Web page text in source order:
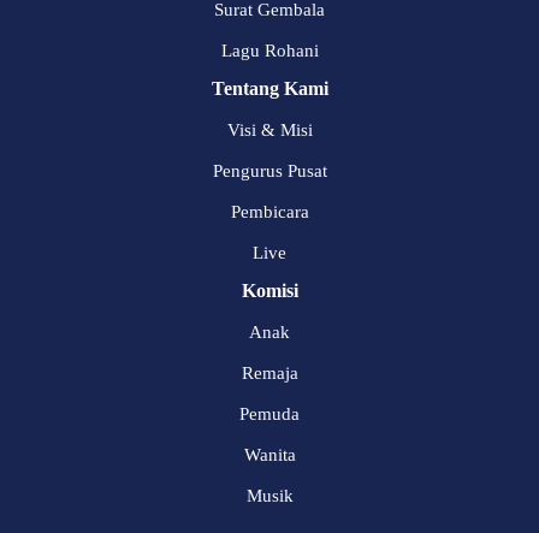
Surat Gembala
Lagu Rohani
Tentang Kami
Visi & Misi
Pengurus Pusat
Pembicara
Live
Komisi
Anak
Remaja
Pemuda
Wanita
Musik